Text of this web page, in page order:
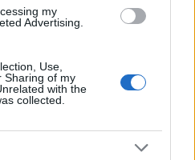
my
Advertising.
Use,
Sharing of my
with the
collected.
Roma: Gasperini
tensioni con la
investito: svelato il
della strada